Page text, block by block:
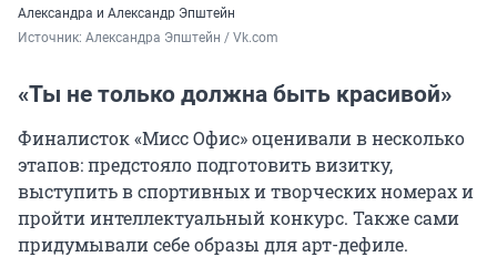
Александра и Александр Эпштейн
Источник: Александра Эпштейн / Vk.com
«Ты не только должна быть красивой»
Финалисток «Мисс Офис» оценивали в несколько
этапов: предстояло подготовить визитку,
выступить в спортивных и творческих номерах и
пройти интеллектуальный конкурс. Также сами
придумывали себе образы для арт-дефиле.